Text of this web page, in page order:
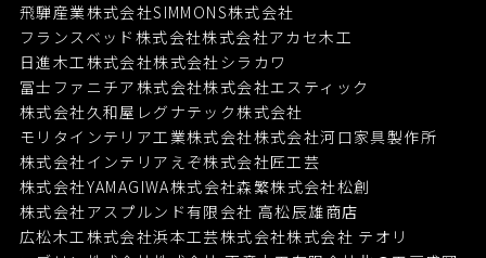
飛騨産業株式会社SIMMONS株式会社
フランスベッド株式会社株式会社アカセ木工
日進木工株式会社株式会社シラカワ
冨士ファニチア株式会社株式会社エスティック
株式会社久和屋 レグナテック株式会社
モリタインテリア工業株式会社株式会社河口家具製作所
株式会社インテリアえぞ株式会社匠工芸
株式会社YAMAGIWA株式会社森繁株式会社松創
株式会社アスプルンド 有限会社 高松辰雄商店
広松木工株式会社浜本工芸株式会社株式会社 テオリ